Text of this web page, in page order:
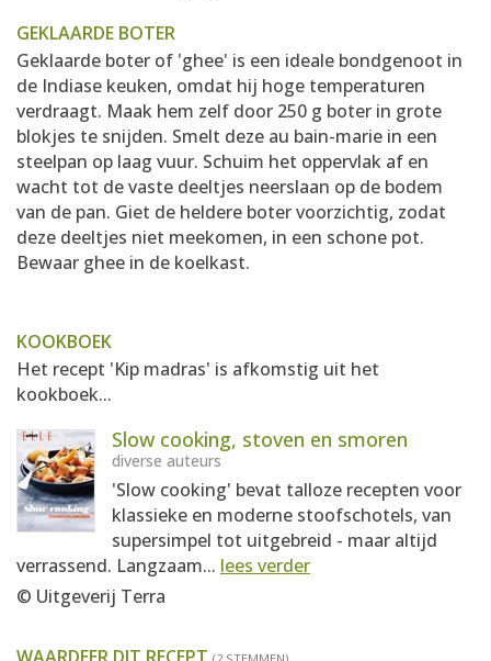
GEKLAARDE BOTER
Geklaarde boter of 'ghee' is een ideale bondgenoot in
de Indiase keuken, omdat hij hoge temperaturen
verdraagt. Maak hem zelf door 250 g boter in grote
blokjes te snijden. Smelt deze au bain-marie in een
steelpan op laag vuur. Schuim het oppervlak af en
wacht tot de vaste deeltjes neerslaan op de bodem
van de pan. Giet de heldere boter voorzichtig, zodat
deze deeltjes niet meekomen, in een schone pot.
Bewaar ghee in de koelkast.
KOOKBOEK
Het recept 'Kip madras' is afkomstig uit het
kookboek...
Slow cooking, stoven en smoren
diverse auteurs
'Slow cooking' bevat talloze recepten voor
klassieke en moderne stoofschotels, van
supersimpel tot uitgebreid - maar altijd
verrassend. Langzaam... lees verder
© Uitgeverij Terra